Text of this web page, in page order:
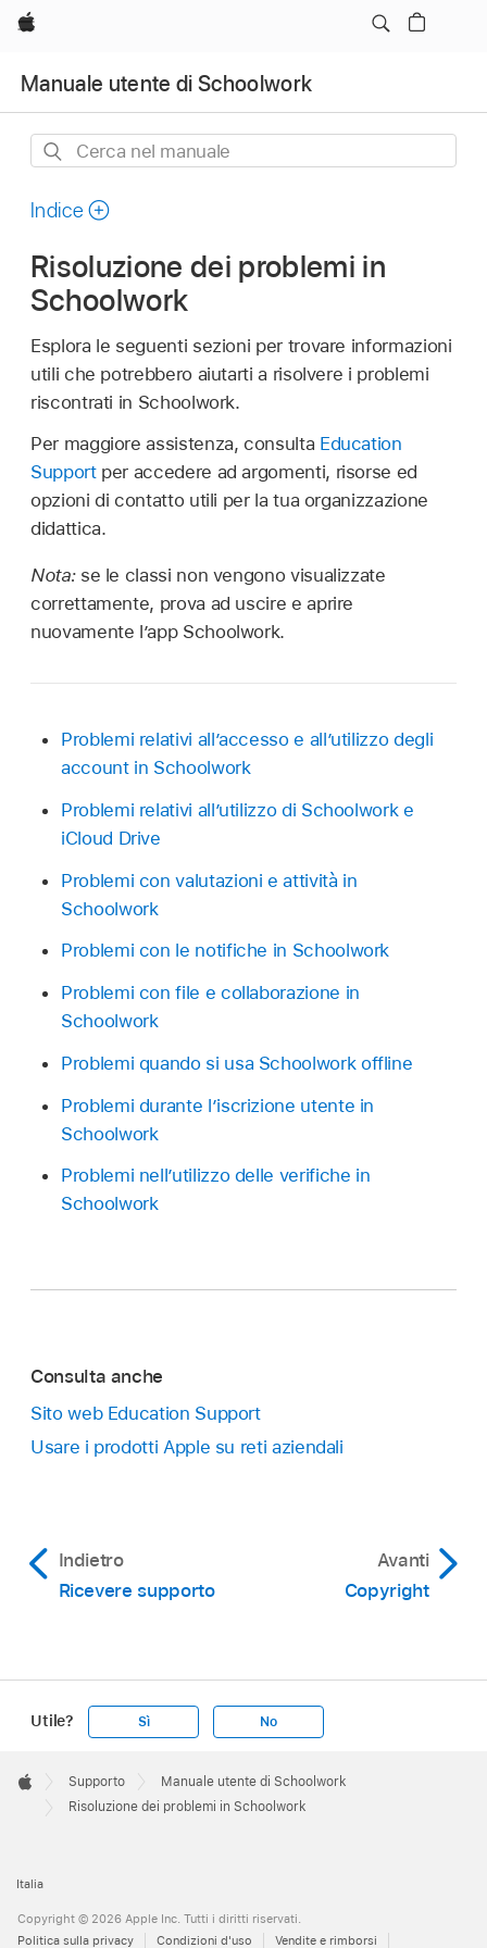
Apple
Manuale utente di Schoolwork
Cerca
manuale
Indice
Risoluzione dei problemi in
Schoolwork
Esplora le seguenti sezioni per trovare informazioni
utili che potrebbero aiutarti a risolvere i problemi
riscontrati in Schoolwork.
Per maggiore assistenza, consulta Education
Supportper accedere ad argomenti, risorse ed
opzioni di contatto utili per la tua organizzazione
didattica.
Nota: se le classi non vengono visualizzate
correttamente, prova ad uscire e aprire
nuovamente l’app Schoolwork.
Problemi relativi all’accesso e all’utilizzo degli
account in Schoolwork
Problemi relativi all’utilizzo di Schoolwork e
iCloud Drive
Problemi con valutazioni e attività in
Schoolwork
Problemi con le notifiche in Schoolwork
Problemi con file e collaborazione in
Schoolwork
Problemi quando si usa Schoolwork offline
Problemi durante l’iscrizione utente in
Schoolwork
Problemi nell’utilizzo delle verifiche in
Schoolwork
Consulta anche
Sito web Education Support
Usare i prodotti Apple su reti aziendali
Indietro
Ricevere supporto
Avanti
Copyright
Utile? Sì No
Footer

Apple
Supporto
Manuale utente di Schoolwork
Risoluzione dei problemi in Schoolwork
Italia
Copyright © 2026 Apple Inc. Tutti i diritti riservati.
Politica sulla privacy
Condizioni d'uso Vendite e rimborsi